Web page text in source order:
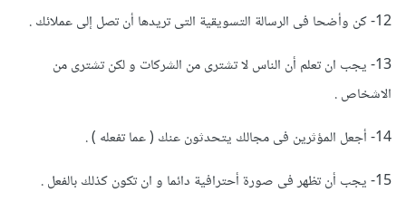
12- كن وأضحا فى الرسالة التسويقية التى تريدها أن تصل إلى عملائك .
13- يجب ان تعلم أن الناس لا تشترى من الشركات و لكن تشترى من
الاشخاص .
14- أجعل المؤثرين فى مجالك يتحدثون عنك ( عما تفعله ) .
15- يجب أن تظهر فى صورة أحترافية دائما و ان تكون كذلك بالفعل .